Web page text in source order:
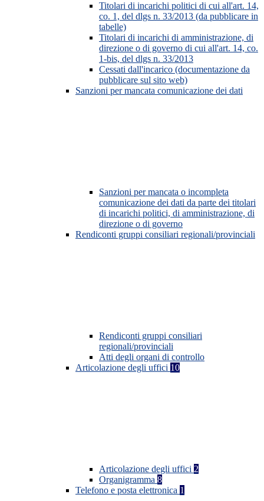
Titolari di incarichi politici di cui all'art. 14,
co. 1, del dlgs n. 33/2013 (da pubblicare in
tabelle)
Titolari di incarichi di amministrazione, di
direzione o di governo di cui all'art. 14, co.
1-bis, del dlgs n. 33/2013
Cessati dall'incarico (documentazione da
pubblicare sul sito web)
Sanzioni per mancata comunicazione dei dati
Sanzioni per mancata o incompleta
comunicazione dei dati da parte dei titolari
di incarichi politici, di amministrazione, di
direzione o di governo
Rendiconti gruppi consiliari regionali/provinciali
Rendiconti gruppi consiliari
regionali/provinciali
Atti degli organi di controllo
Articolazione degli uffici 10
Articolazione degli uffici 2
Organigramma 8
Telefono e posta elettronica 1